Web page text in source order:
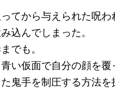
てから与えられた呪わ
込んでしまった。
でも。
い仮面で自分の顔を覆
鬼手を制圧する方法を